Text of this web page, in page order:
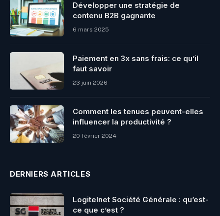
Développer une stratégie de
contenu B2B gagnante
6 mars 2025
Paiement en 3x sans frais: ce qu’il
faut savoir
23 juin 2026
Comment les tenues peuvent-elles
influencer la productivité ?
20 février 2024
DERNIERS ARTICLES
Logitelnet Société Générale : qu’est-
ce que c’est ?